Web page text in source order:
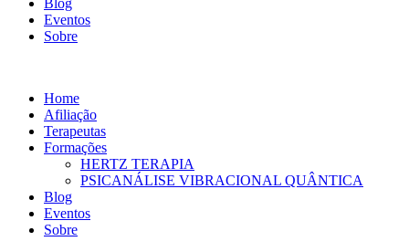
Blog
Eventos
Sobre
Home
Afiliação
Terapeutas
Formações
HERTZ TERAPIA
PSICANÁLISE VIBRACIONAL QUÂNTICA
Blog
Eventos
Sobre